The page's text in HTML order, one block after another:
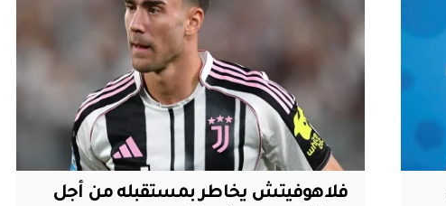
فلاهوفيتش يخاطر بمستقبله من أجل